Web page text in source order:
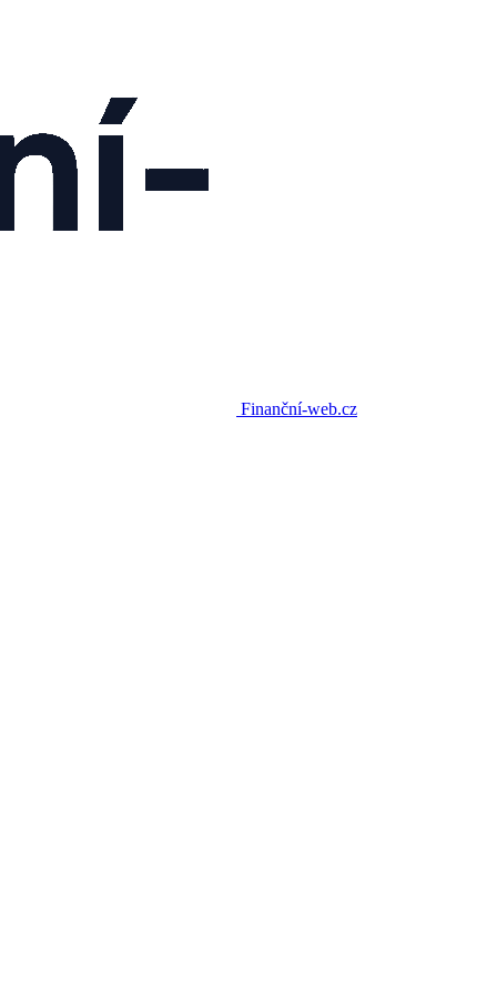
Finanční-web.cz